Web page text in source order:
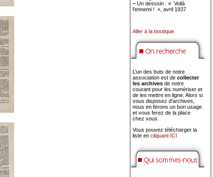
– Un desssin : « Voilà
l’ennemi ! », avril 1937
Aller à la boutique
L’un des buts de notre
association est de collecter
les archives de notre
courant pour les numériser et
de les mettre en ligne. Alors si
vous disposez d’archives,
nous en ferons un bon usage
et vous ferez de la place
chez vous.
Vous pouvez télécharger la
liste en cliquant ICI